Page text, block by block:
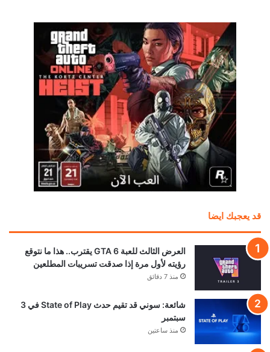
قد يعجبك ايضا
العرض الثالث للعبة GTA 6 يقترب.. هذا ما نتوقع
رؤيته لأول مرة إذا صدقت تسريبات المطلعين
منذ 7 دقائق
شائعة: سوني قد تقيم حدث State of Play في 3
سبتمبر
منذ ساعتين